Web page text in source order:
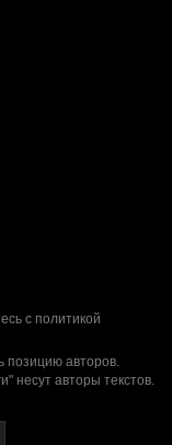
с политикой
позицию авторов.
несут авторы текстов.